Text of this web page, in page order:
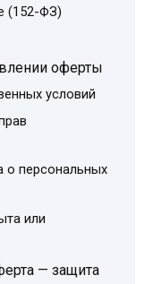
(152-ФЗ)
оферты
условий
о персональных
или
— защита